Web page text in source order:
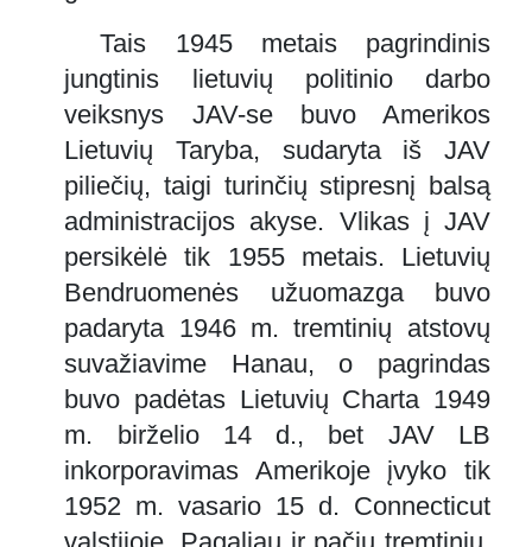
Tais 1945 metais pagrindinis
jungtinis lietuvių politinio darbo
veiksnys JAV-se buvo Amerikos
Lietuvių Taryba, sudaryta iš JAV
piliečių, taigi turinčių stipresnį balsą
administracijos akyse. Vlikas į JAV
persikėlė tik 1955 metais. Lietuvių
Bendruomenės užuomazga buvo
padaryta 1946 m. tremtinių atstovų
suvažiavime Hanau, o pagrindas
buvo padėtas Lietuvių Charta 1949
m. birželio 14 d., bet JAV LB
inkorporavimas Amerikoje įvyko tik
1952 m. vasario 15 d. Connecticut